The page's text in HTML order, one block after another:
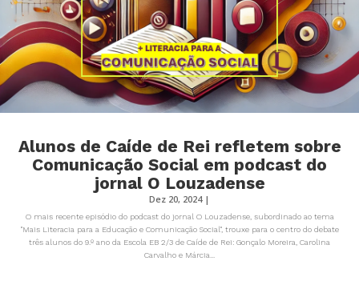
Alunos de Caíde de Rei refletem sobre
Comunicação Social em podcast do
jornal O Louzadense
Dez 20, 2024|
O mais recente episódio do podcast do jornal O Louzadense, subordinado ao tema
"Mais Literacia para a Educação e Comunicação Social", trouxe para o centro do debate
três alunos do 9.º ano da Escola EB 2/3 de Caíde de Rei: Gonçalo Moreira, Carolina
Carvalho e Márcia...